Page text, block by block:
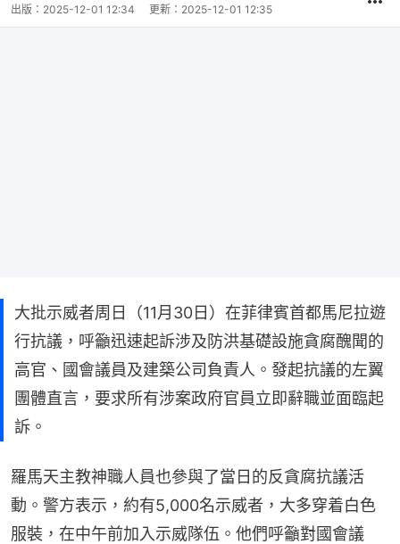
出版： 2025-12-01 12:34 更新： 2025-12-01 12:35
大批示威者周日（11月30日）在菲律賓首都馬尼拉遊
行抗議，呼籲迅速起訴涉及防洪基礎設施貪腐醜聞的
高官、國會議員及建築公司負責人。發起抗議的左翼
團體直言，要求所有涉案政府官員立即辭職並面臨起
訴。
羅馬天主教神職人員也參與了當日的反貪腐抗議活
動。警方表示，約有5,000名示威者，大多穿着白色
服裝，在中午前加入示威隊伍。他們呼籲對國會議